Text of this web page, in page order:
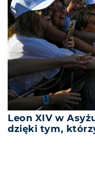
Leon XIV w
dzięki tym,